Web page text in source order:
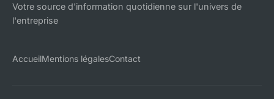
Votre source d'information quotidienne sur l'univers de
l'entreprise
AccueilMentions légalesContact